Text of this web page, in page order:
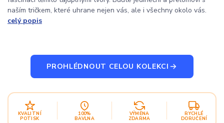
naším tričkem, které uhrane nejen vás, ale i všechny okolo vás.
celý popis
PROHLÉDNOUT CELOU KOLEKCI
KVALITNÍ
POTISK
100%
BAVLNA
VÝMĚNA
ZDARMA
RYCHLÉ
DORUČENÍ